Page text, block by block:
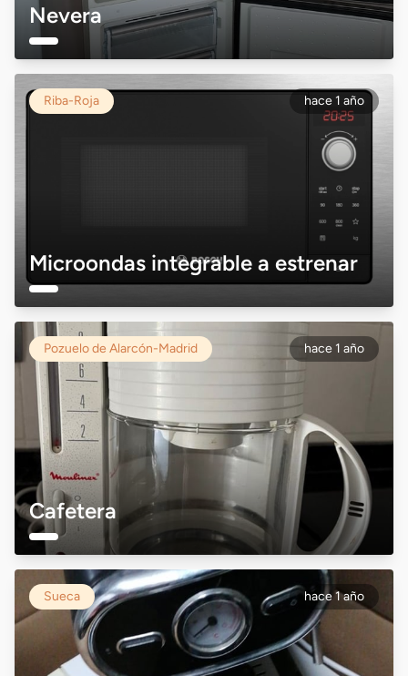
Nevera
Riba-Roja hace 1 año
Microondas integrable a estrenar
Pozuelo de Alarcón-Madrid hace 1 año
Cafetera
Sueca hace 1 año